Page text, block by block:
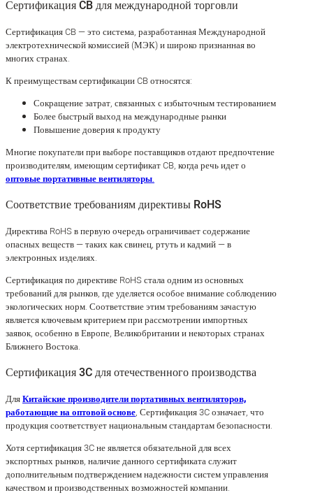
Сертификация CB для международной торговли
Сертификация CB — это система, разработанная Международной
электротехнической комиссией (МЭК) и широко признанная во
многих странах.
К преимуществам сертификации CB относятся:
Сокращение затрат, связанных с избыточным тестированием
Более быстрый выход на международные рынки
Повышение доверия к продукту
Многие покупатели при выборе поставщиков отдают предпочтение
производителям, имеющим сертификат CB, когда речь идет о
оптовые портативные вентиляторы.
Соответствие требованиям директивы RoHS
Директива RoHS в первую очередь ограничивает содержание
опасных веществ — таких как свинец, ртуть и кадмий — в
электронных изделиях.
Сертификация по директиве RoHS стала одним из основных
требований для рынков, где уделяется особое внимание соблюдению
экологических норм. Соответствие этим требованиям зачастую
является ключевым критерием при рассмотрении импортных
заявок, особенно в Европе, Великобритании и некоторых странах
Ближнего Востока.
Сертификация 3C для отечественного производства
ДляКитайские производители портативных вентиляторов,
работающие на оптовой основе, Сертификация 3C означает, что
продукция соответствует национальным стандартам безопасности.
Хотя сертификация 3C не является обязательной для всех
экспортных рынков, наличие данного сертификата служит
дополнительным подтверждением надежности систем управления
качеством и производственных возможностей компании.